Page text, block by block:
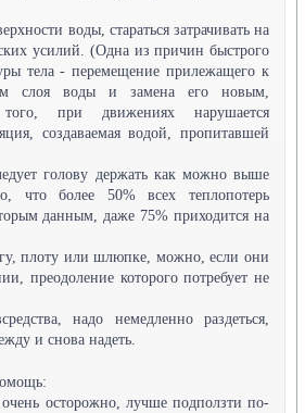
воды, стараться затрачивать на
усилий. (Одна из причин быстрого
тела - перемещение прилежащего к
слоя воды и замена его новым,
при движениях нарушается
создаваемая водой, пропитавшей
голову держать как можно выше
что более 50% всех теплопотерь
данным, даже 75% приходится на
плоту или шлюпке, можно, если они
преодоление которого потребует не
надо немедленно раздеться,
и снова надеть.
осторожно, лучше подползти по-